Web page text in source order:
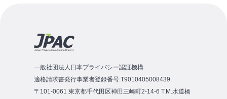
一般社団法人日本プライバシー認証機構
適格請求書発行事業者登録番号:T9010405008439
〒101-0061 東京都千代田区神田三崎町2-14-6 T.M.水道橋